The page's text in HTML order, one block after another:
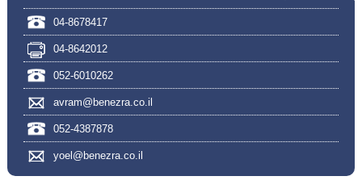
04-8678417
04-8642012
052-6010262
avram@benezra.co.il
052-4387878
yoel@benezra.co.il